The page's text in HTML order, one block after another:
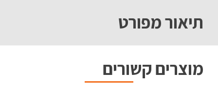
תיאור מפורט
מוצרים קשורים